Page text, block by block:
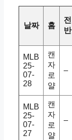
날짜 홈
전
반
MLB
25-
07-
28
캔
자
로
얄
–
MLB
25-
07-
27
캔
자
로
얄
–